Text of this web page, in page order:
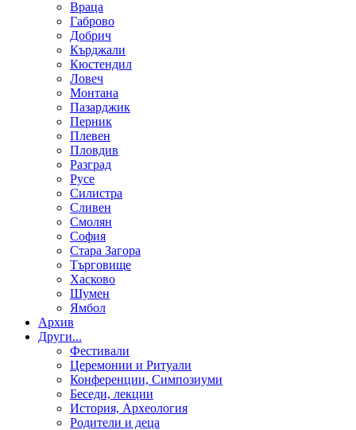
Враца
Габрово
Добрич
Кърджали
Кюстендил
Ловеч
Монтана
Пазарджик
Перник
Плевен
Пловдив
Разград
Русе
Силистра
Сливен
Смолян
София
Стара Загора
Търговище
Хасково
Шумен
Ямбол
Aрхив
Други...
Фестивали
Церемонии и Ритуали
Конференции, Симпозиуми
Беседи, лекции
История, Археология
Родители и деца